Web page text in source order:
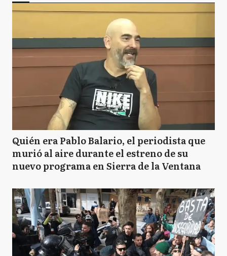
Quién era Pablo Balario, el periodista que
murió al aire durante el estreno de su
nuevo programa en Sierra de la Ventana